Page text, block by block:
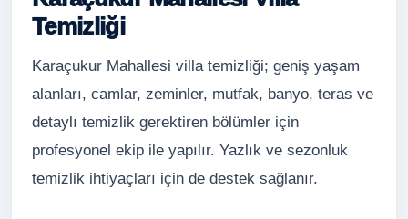
Temizliği
Karaçukur Mahallesi villa temizliği; geniş yaşam
alanları, camlar, zeminler, mutfak, banyo, teras ve
detaylı temizlik gerektiren bölümler için
profesyonel ekip ile yapılır. Yazlık ve sezonluk
temizlik ihtiyaçları için de destek sağlanır.